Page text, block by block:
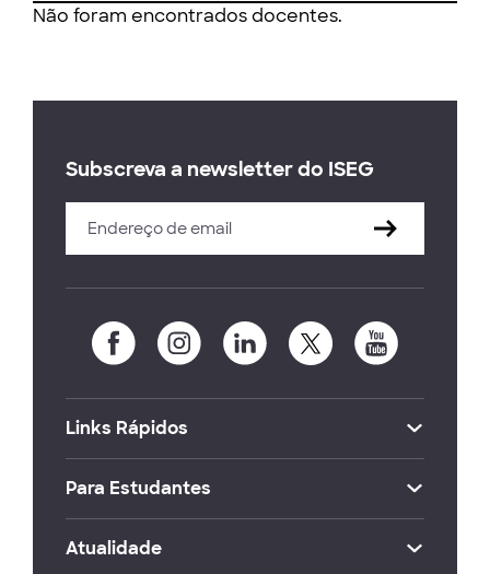
Não foram encontrados docentes.
Subscreva a newsletter do ISEG
Links Rápidos
Para Estudantes
Atualidade